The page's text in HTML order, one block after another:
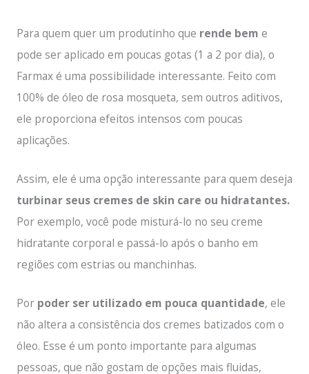
Para quem quer um produtinho que rende bem e
pode ser aplicado em poucas gotas (1 a 2 por dia), o
Farmax é uma possibilidade interessante. Feito com
100% de óleo de rosa mosqueta, sem outros aditivos,
ele proporciona efeitos intensos com poucas
aplicações.
Assim, ele é uma opção interessante para quem deseja
turbinar seus cremes de skin care ou hidratantes.
Por exemplo, você pode misturá-lo no seu creme
hidratante corporal e passá-lo após o banho em
regiões com estrias ou manchinhas.
Por poder ser utilizado em pouca quantidade, ele
não altera a consistência dos cremes batizados com o
óleo. Esse é um ponto importante para algumas
pessoas, que não gostam de opções mais fluidas,